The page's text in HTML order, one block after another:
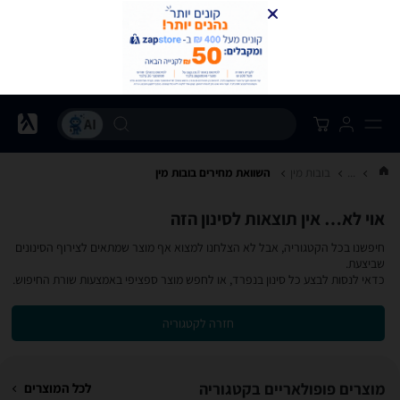
בובות מין השוואת מחירים בובות מין
אוי לא… אין תוצאות לסינון הזה
חיפשנו בכל הקטגוריה, אבל לא הצלחנו למצוא אף מוצר שמתאים לצירוף הסינונים
שביצעת.
כדאי לנסות לבצע כל סינון בנפרד, או לחפש מוצר ספציפי באמצעות שורת החיפוש.
חזרה לקטגוריה
מוצרים פופולאריים בקטגוריה לכל המוצרים